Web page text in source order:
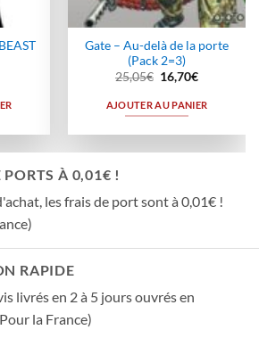
Gate – Au-delà de la porte
(Pack 2=3)
25,05€ Le
prix
initial
était :
16,70€Le
actuel
est :
AJOUTER AU PANIER
PORTS À 0,01€ !
les frais de port sont à 0,01€ !
RAPIDE
livrés en 2 à 5 jours ouvrés en
la France)